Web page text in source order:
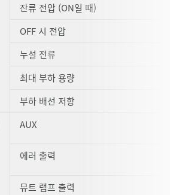
잔류 전압 (ON일 때)
OFF 시 전압
누설 전류
최대 부하 용량
부하 배선 저항
AUX
에러 출력
뮤트 램프 출력